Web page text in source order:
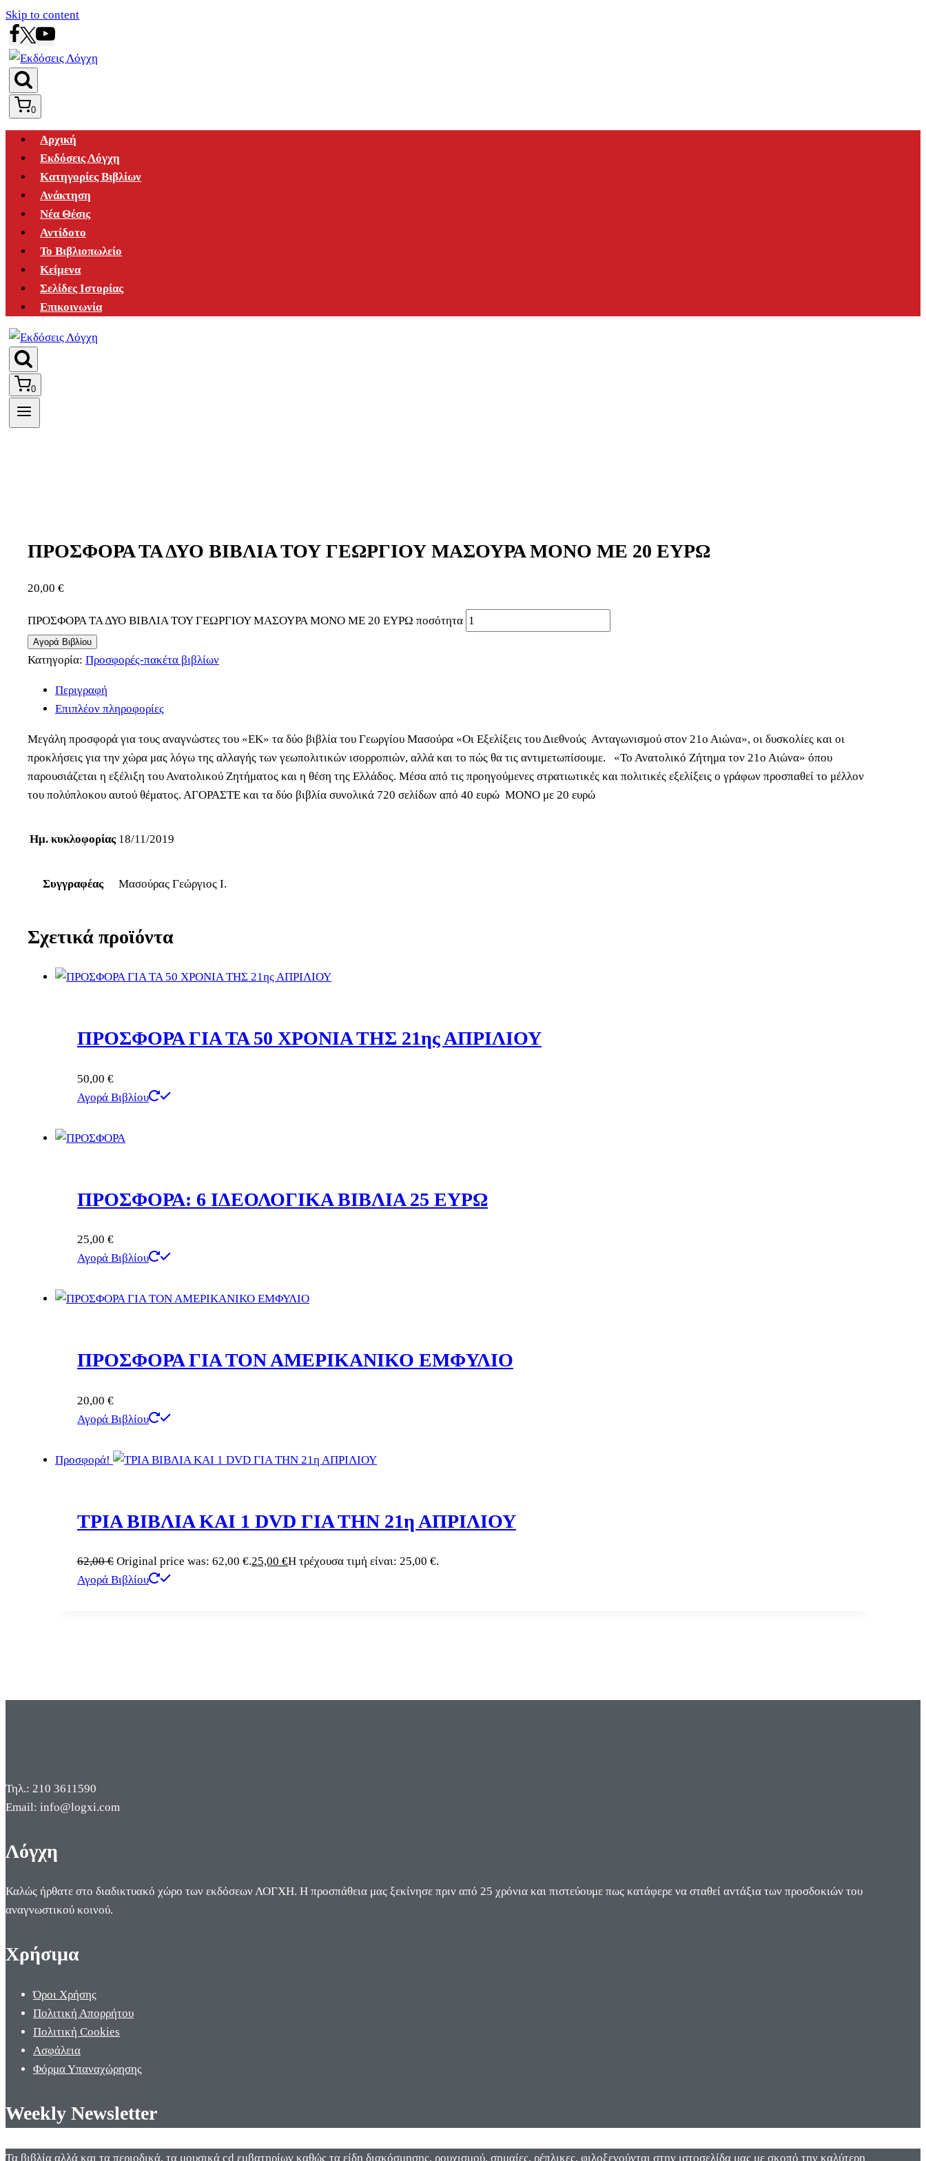
Skip to content
0
Αρχική
Εκδόσεις Λόγχη
Κατηγορίες Βιβλίων
Ανάκτηση
Νέα Θέσις
Αντίδοτο
Το Βιβλιοπωλείο
Κείμενα
Σελίδες Ιστορίας
Επικοινωνία
0
ΠΡΟΣΦΟΡΑ ΤΑ ΔΥΟ ΒΙΒΛΙΑ ΤΟΥ ΓΕΩΡΓΙΟΥ ΜΑΣΟΥΡΑ ΜΟΝΟ ΜΕ 20 ΕΥΡΩ
20,00 €
ΠΡΟΣΦΟΡΑ ΤΑ ΔΥΟ ΒΙΒΛΙΑ ΤΟΥ ΓΕΩΡΓΙΟΥ ΜΑΣΟΥΡΑ ΜΟΝΟ ΜΕ 20 ΕΥΡΩ ποσότητα
Αγορά Βιβλίου
Κατηγορία: Προσφορές-πακέτα βιβλίων
Περιγραφή
Επιπλέον πληροφορίες
Μεγάλη προσφορά για τους αναγνώστες του «ΕΚ» τα δύο βιβλία του Γεωργίου Μασούρα «Οι Εξελίξεις του Διεθνούς Ανταγωνισμού στον 21ο Αιώνα», οι δυσκολίες και οι
προκλήσεις για την χώρα μας λόγω της αλλαγής των γεωπολιτικών ισορροπιών, αλλά και το πώς θα τις αντιμετωπίσουμε. «Το Ανατολικό Ζήτημα τον 21ο Αιώνα» όπου
παρουσιάζεται η εξέλιξη του Ανατολικού Ζητήματος και η θέση της Ελλάδος. Μέσα από τις προηγούμενες στρατιωτικές και πολιτικές εξελίξεις ο γράφων προσπαθεί το μέλλον
του πολύπλοκου αυτού θέματος. ΑΓΟΡΑΣΤΕ και τα δύο βιβλία συνολικά 720 σελίδων από 40 ευρώ ΜΟΝΟ με 20 ευρώ
Ημ. κυκλοφορίας 18/11/2019
Συγγραφέας Μασούρας Γεώργιος Ι.
Σχετικά προϊόντα
ΠΡΟΣΦΟΡΑ ΓΙΑ ΤΑ 50 ΧΡΟΝΙΑ ΤΗΣ 21ης ΑΠΡΙΛΙΟΥ
50,00 €
Αγορά Βιβλίου
ΠΡΟΣΦΟΡΑ: 6 ΙΔΕΟΛΟΓΙΚΑ ΒΙΒΛΙΑ 25 ΕΥΡΩ
25,00 €
Αγορά Βιβλίου
ΠΡΟΣΦΟΡΑ ΓΙΑ ΤΟΝ ΑΜΕΡΙΚΑΝΙΚΟ ΕΜΦΥΛΙΟ
20,00 €
Αγορά Βιβλίου
Προσφορά!
ΤΡΙΑ ΒΙΒΛΙΑ ΚΑΙ 1 DVD ΓΙΑ ΤΗΝ 21η ΑΠΡΙΛΙΟΥ
62,00€ Original price was: 62,00 €.25,00 €Η τρέχουσα τιμή είναι: 25,00 €.
Αγορά Βιβλίου
Τηλ.: 210 3611590
Email: info@logxi.com
Λόγχη
Καλώς ήρθατε στο διαδικτυακό χώρο των εκδόσεων ΛΟΓΧΗ. Η προσπάθεια μας ξεκίνησε πριν από 25 χρόνια και πιστεύουμε πως κατάφερε να σταθεί αντάξια των προσδοκιών του
αναγνωστικού κοινού.
Χρήσιμα
Όροι Χρήσης
Πολιτική Απορρήτου
Πολιτική Cookies
Ασφάλεια
Φόρμα Υπαναχώρησης
Weekly Newsletter
Τα βιβλία αλλά και τα περιοδικά, τα μουσικά cd εμβατηρίων καθώς τα είδη διακόσμησης, ρουχισμού, σημαίες, ρέπλικες, φιλοξενούνται στην ιστοσελίδα μας με σκοπό την καλύτερη